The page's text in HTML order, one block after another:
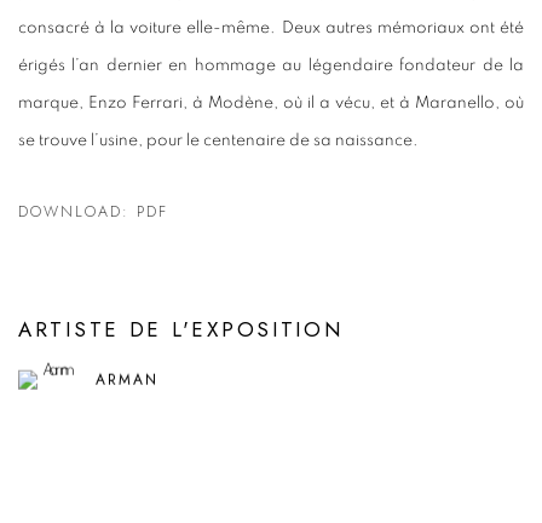
consacré à la voiture elle-même. Deux autres mémoriaux ont été
érigés l’an dernier en hommage au légendaire fondateur de la
marque, Enzo Ferrari, à Modène, où il a vécu, et à Maranello, où
se trouve l’usine, pour le centenaire de sa naissance.
DOWNLOAD: PDF
ARTISTE DE L'EXPOSITION
ARMAN